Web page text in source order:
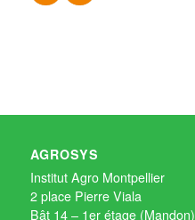
AGROSYS
Institut Agro Montpellier
2 place Pierre Viala
Bât 14 – 1er étage (Mandon)